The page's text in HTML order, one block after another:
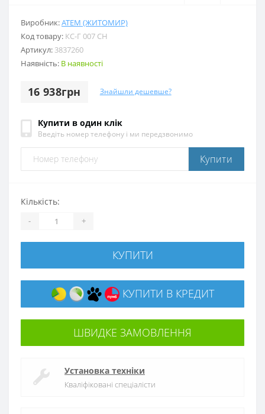
Виробник:АТЕМ (ЖИТОМИР)
Код товару: КС-Г 007 СН
Артикул: 3837260
Наявність: В наявності
16 938грн Знайшли дешевше?
Купити в один клік
Введіть номер телефону і ми передзвонимо
Купити
Кількість:
- +
КУПИТИ
КУПИТИ В КРЕДИТ
ШВИДКЕ ЗАМОВЛЕННЯ
Установка техніки
Кваліфіковані спеціалісти